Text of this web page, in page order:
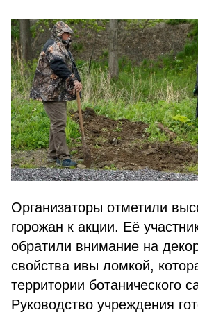
Организаторы отметили
горожан к акции. Её
обратили внимание на
свойства ивы ломкой,
территории ботанического
Руководство учреждения